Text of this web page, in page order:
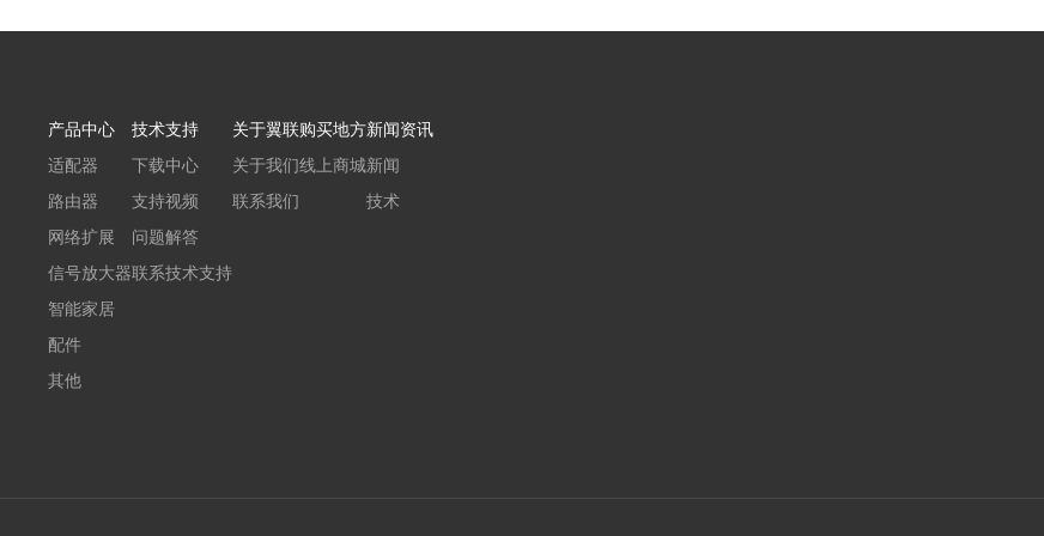
产品中心
适配器
路由器
网络扩展
信号放大器
智能家居
配件
其他
技术支持
下载中心
支持视频
问题解答
联系技术支持
关于翼联
关于我们
联系我们
购买地方
线上商城
新闻资讯
新闻
技术